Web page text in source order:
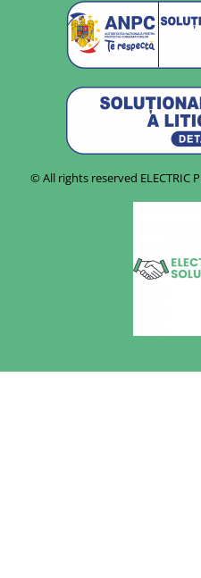
© All rights reserved ELECTRIC